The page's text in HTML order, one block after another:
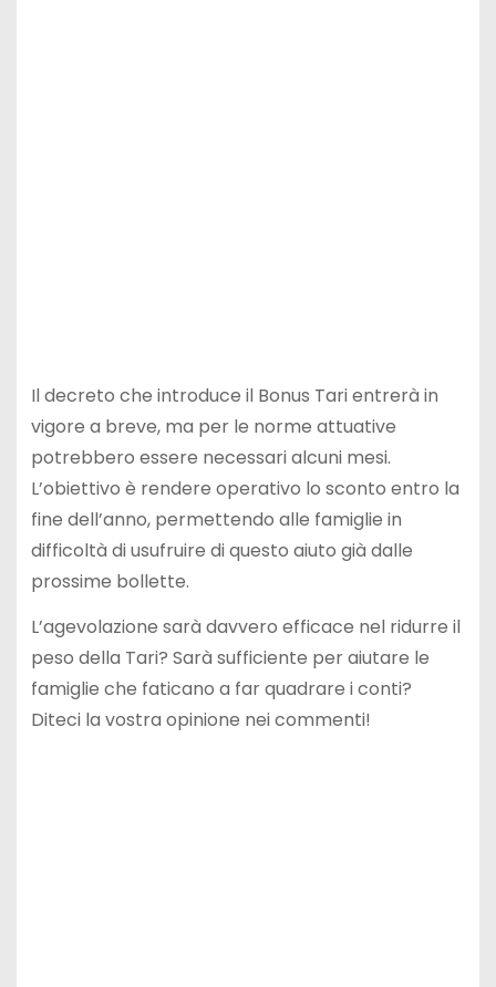
Il decreto che introduce il Bonus Tari entrerà in
vigore a breve, ma per le norme attuative
potrebbero essere necessari alcuni mesi.
L’obiettivo è rendere operativo lo sconto entro la
fine dell’anno, permettendo alle famiglie in
difficoltà di usufruire di questo aiuto già dalle
prossime bollette.
L’agevolazione sarà davvero efficace nel ridurre il
peso della Tari? Sarà sufficiente per aiutare le
famiglie che faticano a far quadrare i conti?
Diteci la vostra opinione nei commenti!